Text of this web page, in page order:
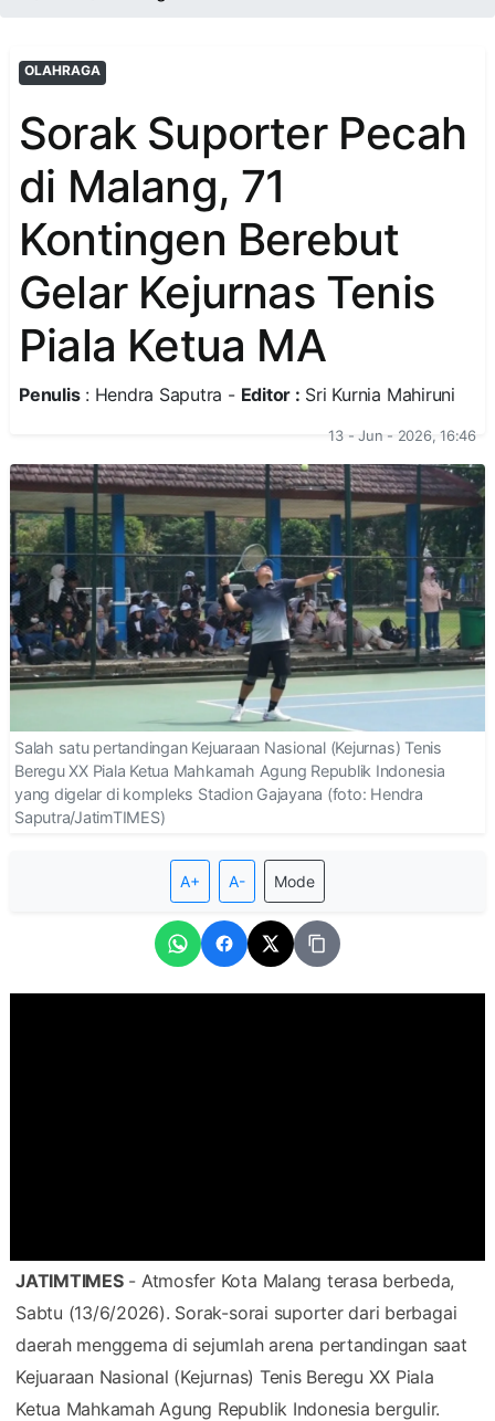
OLAHRAGA
Sorak Suporter Pecah
di Malang, 71
Kontingen Berebut
Gelar Kejurnas Tenis
Piala Ketua MA
Penulis: Hendra Saputra - Editor : Sri Kurnia Mahiruni
13 - Jun - 2026, 16:46
Salah satu pertandingan Kejuaraan Nasional (Kejurnas) Tenis
Beregu XX Piala Ketua Mahkamah Agung Republik Indonesia
yang digelar di kompleks Stadion Gajayana (foto: Hendra
Saputra/JatimTIMES)
A+ A- Mode
JATIMTIMES- Atmosfer Kota Malang terasa berbeda,
Sabtu (13/6/2026). Sorak-sorai suporter dari berbagai
daerah menggema di sejumlah arena pertandingan saat
Kejuaraan Nasional (Kejurnas) Tenis Beregu XX Piala
Ketua Mahkamah Agung Republik Indonesia bergulir.